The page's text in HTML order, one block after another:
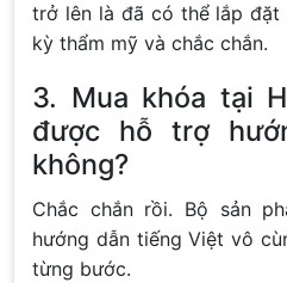
trở lên là đã có thể lắp đặt
kỳ thẩm mỹ và chắc chắn.
3. Mua khóa tại
được hỗ trợ
không?
Chắc chắn rồi. Bộ sản
hướng dẫn tiếng Việt vô
từng bước.